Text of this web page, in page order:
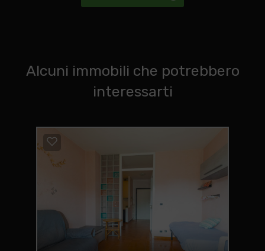
Alcuni immobili che potrebbero
interessarti